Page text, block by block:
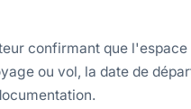
confirmant que
ou vol, la date de